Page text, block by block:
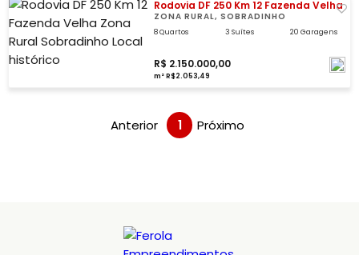
Rodovia DF 250 Km 12 Fazenda Velha
ZONA RURAL, SOBRADINHO
8 Quartos 3 Suítes 20 Garagens
R$ 2.150.000,00
m² R$2.053,49
Anterior 1 Próximo